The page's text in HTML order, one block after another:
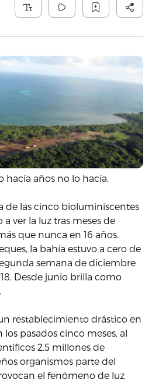
hacía años no lo hacía.
de las cinco bioluminiscentes
ver la luz tras meses de
que nunca en 16 años.
la bahía estuvo a cero de
semana de diciembre
Desde junio brilla como
restablecimiento drástico en
pasados cinco meses, al
2.5 millones de
organismos parte del
el fenómeno de luz